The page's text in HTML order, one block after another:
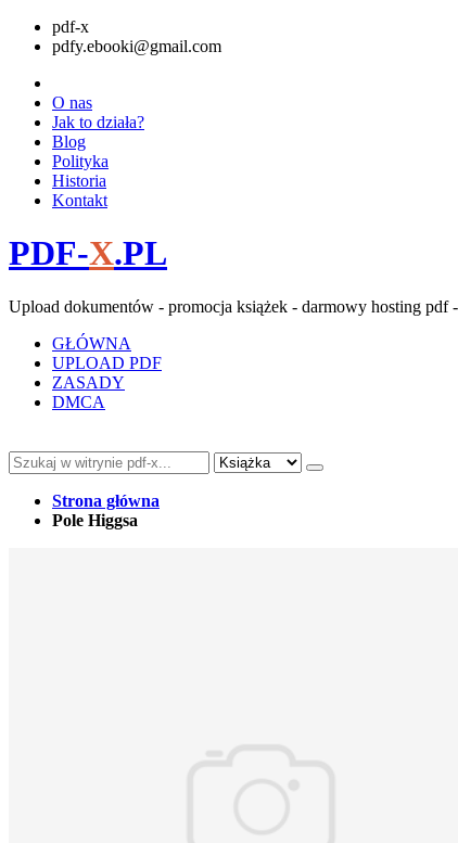
pdf-x
pdfy.ebooki@gmail.com
O nas
Jak to działa?
Blog
Polityka
Historia
Kontakt
PDF-X.PL
Upload dokumentów - promocja książek - darmowy hosting pdf
GŁÓWNA
UPLOAD PDF
ZASADY
DMCA
Strona główna
Pole Higgsa